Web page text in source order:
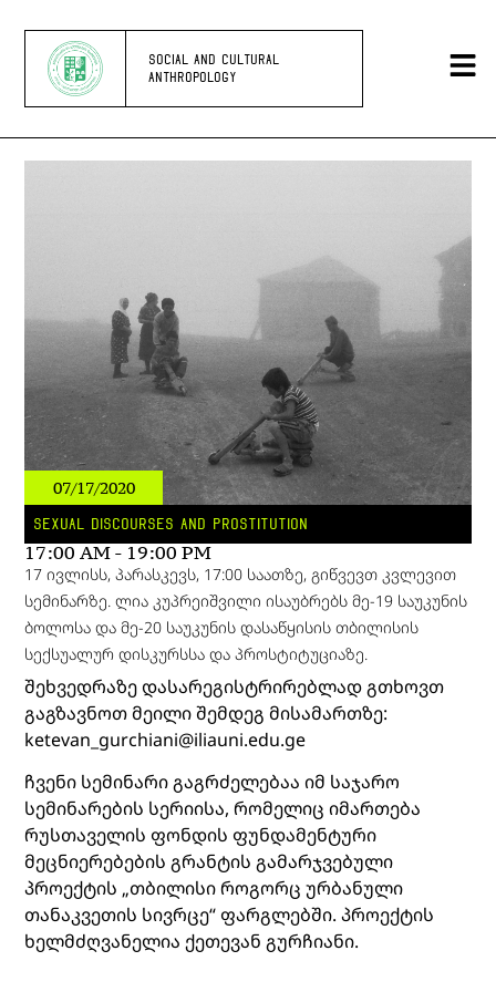
SOCIAL AND CULTURAL
ANTHROPOLOGY
07/17/2020
SEXUAL DISCOURSES AND PROSTITUTION
17:00 AM - 19:00 PM
17 ივლისს, პარასკევს, 17:00 საათზე, გიწვევთ კვლევით
სემინარზე. ლია კუპრეიშვილი ისაუბრებს მე-19 საუკუნის
ბოლოსა და მე-20 საუკუნის დასაწყისის თბილისის
სექსუალურ დისკურსსა და პროსტიტუციაზე.
შეხვედრაზე დასარეგისტრირებლად გთხოვთ
გაგზავნოთ მეილი შემდეგ მისამართზე:
ketevan_gurchiani@iliauni.edu.ge
ჩვენი სემინარი გაგრძელებაა იმ საჯარო
სემინარების სერიისა, რომელიც იმართება
რუსთაველის ფონდის ფუნდამენტური
მეცნიერებების გრანტის გამარჯვებული
პროექტის „თბილისი როგორც ურბანული
თანაკვეთის სივრცე“ ფარგლებში. პროექტის
ხელმძღვანელია ქეთევან გურჩიანი.